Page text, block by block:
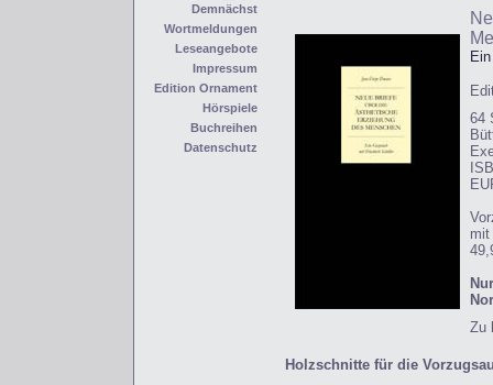
Demnächst
Wortmeldungen
Leseangebote
Impressum
Edition Ornament
Hörspiele
Buchreihen
Datenschutz
64
mit
Zu
Holzschnitte für die